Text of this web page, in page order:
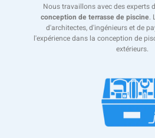
Nous travaillons avec des experts
conception de terrasse de piscine.
d'architectes, d'ingénieurs et de
l'expérience dans la conception de
extérieurs.